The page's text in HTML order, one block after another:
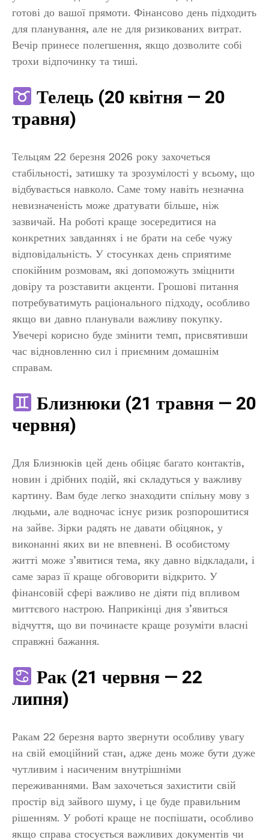
готові до вашої прямоти. Фінансово день підходить
для планування, але не для ризикованих витрат.
Вечір принесе полегшення, якщо дозволите собі
трохи відпочинку та тиші.
Телець (20 квітня — 20
травня)
Тельцям 22 березня 2026 року захочеться
стабільності, затишку та зрозумілості у всьому, що
відбувається навколо. Саме тому навіть незначна
невизначеність може дратувати більше, ніж
зазвичай. На роботі краще зосередитися на
конкретних завданнях і не брати на себе чужу
відповідальність. У стосунках день сприятиме
спокійним розмовам, які допоможуть зміцнити
довіру та розставити акценти. Грошові питання
потребуватимуть раціонального підходу, особливо
якщо ви давно планували важливу покупку.
Увечері корисно буде змінити темп, присвятивши
час відновленню сил і приємним домашнім
справам.
Близнюки (21 травня — 20
червня)
Для Близнюків цей день обіцяє багато контактів,
новин і дрібних подій, які складуться у важливу
картину. Вам буде легко знаходити спільну мову з
людьми, але водночас існує ризик розпорошитися
на зайве. Зірки радять не давати обіцянок, у
виконанні яких ви не впевнені. В особистому
житті може з’явитися тема, яку давно відкладали, і
саме зараз її краще обговорити відкрито. У
фінансовій сфері важливо не діяти під впливом
миттєвого настрою. Наприкінці дня з’явиться
відчуття, що ви починаєте краще розуміти власні
справжні бажання.
Рак (21 червня — 22
липня)
Ракам 22 березня варто звернути особливу увагу
на свій емоційний стан, адже день може бути дуже
чутливим і насиченим внутрішніми
переживаннями. Вам захочеться захистити свій
простір від зайвого шуму, і це буде правильним
рішенням. У роботі краще не поспішати, особливо
якщо справа стосується важливих документів чи